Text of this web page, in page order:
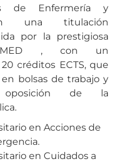
de Enfermería y
una titulación
por la prestigiosa
, con un
créditos ECTS, que
bolsas de trabajo y
de la
en Acciones de
en Cuidados a